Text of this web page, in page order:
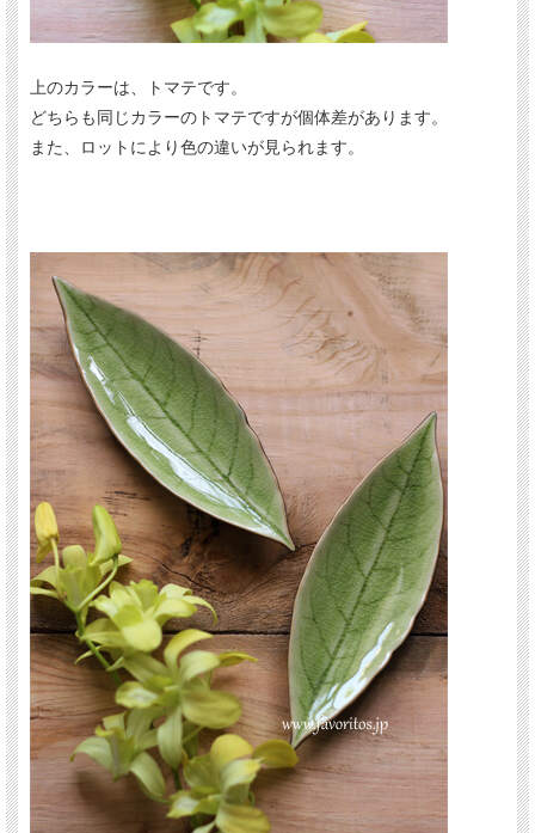
上のカラーは、トマテです。
どちらも同じカラーのトマテですが個体差があります。
また、ロットにより色の違いが見られます。